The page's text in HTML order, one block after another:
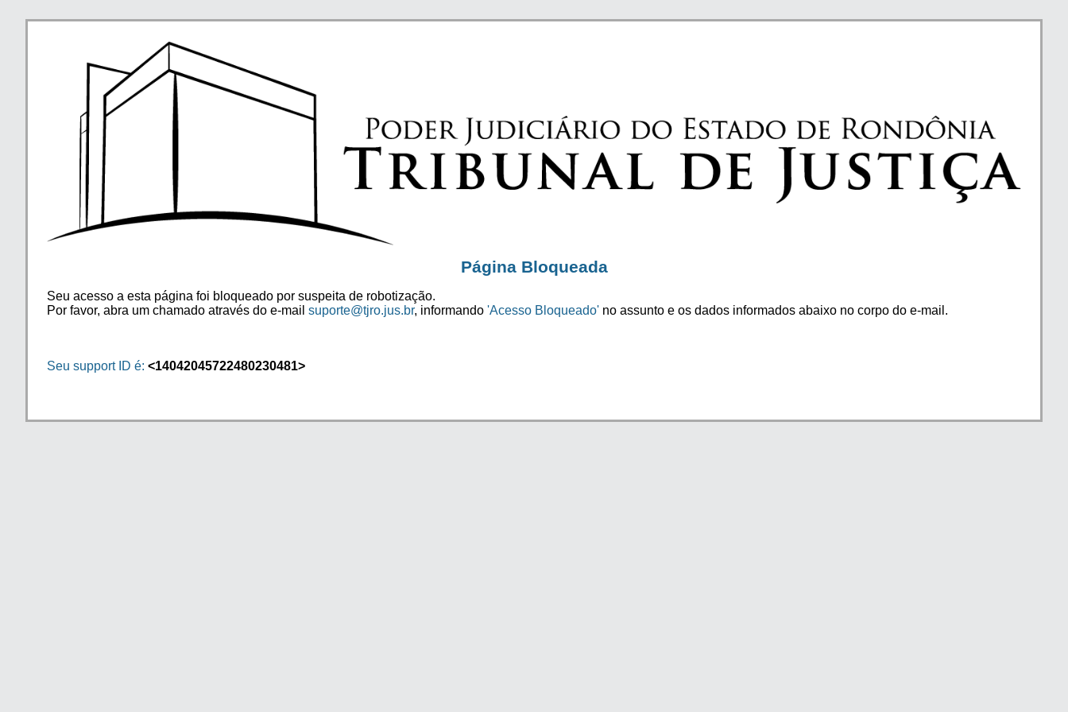
Página Bloqueada
Seu acesso a esta página foi bloqueado por suspeita de robotização.
Por favor, abra um chamado através do e-mail suporte@tjro.jus.br, informando 'Acesso Bloqueado' no assunto e os dados informados abaixo no corpo do e-mail.
Seu support ID é: <14042045722480230481>